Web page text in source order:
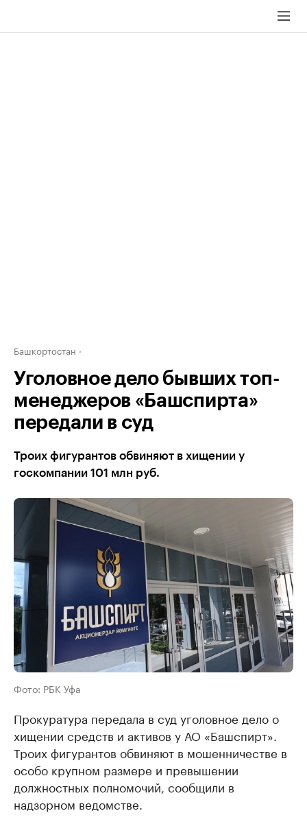
Башкортостан
Уголовное дело бывших топ-
менеджеров «Башспирта»
передали в суд
Троих фигурантов обвиняют в хищении у
госкомпании 101 млн руб.
Фото: РБК Уфа
Прокуратура передала в суд уголовное дело о
хищении средств и активов у АО «Башспирт».
Троих фигурантов обвиняют в мошенничестве в
особо крупном размере и превышении
должностных полномочий, сообщили в
надзорном ведомстве.